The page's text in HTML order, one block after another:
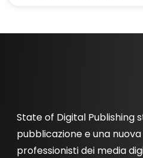
State of Digital Publishing
pubblicazione e una
professionisti dei media